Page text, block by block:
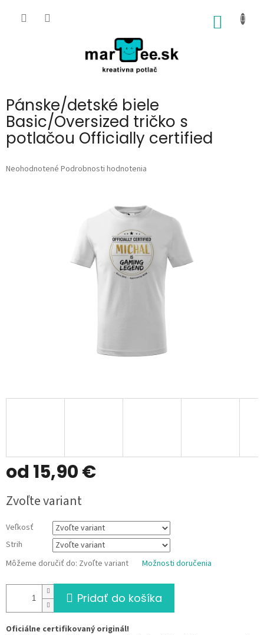
Pánske/detské biele
Basic/Oversized tričko s
potlačou Officially certified
Priemerné
Neohodnotené Podrobnosti hodnotenia
od 15,90 €
cena:
Zvoľte variant
Veľkosť
Strih
Môžeme doručiť do: Zvoľte variant Možnosti doručenia
Pridať do košíka
Oficiálne certifikovaný originál!